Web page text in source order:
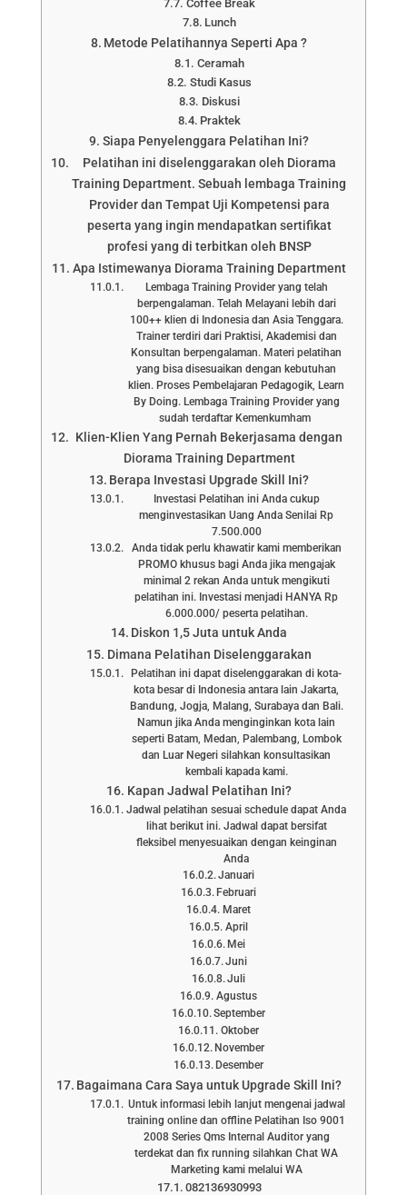
Coffee Break
Lunch
Metode Pelatihannya Seperti Apa ?
Ceramah
Studi Kasus
Diskusi
Praktek
Siapa Penyelenggara Pelatihan Ini?
Pelatihan ini diselenggarakan oleh Diorama
Training Department. Sebuah lembaga Training
Provider dan Tempat Uji Kompetensi para
peserta yang ingin mendapatkan sertifikat
profesi yang di terbitkan oleh BNSP
Apa Istimewanya Diorama Training Department
Lembaga Training Provider yang telah
berpengalaman. Telah Melayani lebih dari
100++ klien di Indonesia dan Asia Tenggara.
Trainer terdiri dari Praktisi, Akademisi dan
Konsultan berpengalaman. Materi pelatihan
yang bisa disesuaikan dengan kebutuhan
klien. Proses Pembelajaran Pedagogik, Learn
By Doing. Lembaga Training Provider yang
sudah terdaftar Kemenkumham
Klien-Klien Yang Pernah Bekerjasama dengan
Diorama Training Department
Berapa Investasi Upgrade Skill Ini?
Investasi Pelatihan ini Anda cukup
menginvestasikan Uang Anda Senilai Rp
7.500.000
Anda tidak perlu khawatir kami memberikan
PROMO khusus bagi Anda jika mengajak
minimal 2 rekan Anda untuk mengikuti
pelatihan ini. Investasi menjadi HANYA Rp
6.000.000/ peserta pelatihan.
Diskon 1,5 Juta untuk Anda
Dimana Pelatihan Diselenggarakan
Pelatihan ini dapat diselenggarakan di kota-
kota besar di Indonesia antara lain Jakarta,
Bandung, Jogja, Malang, Surabaya dan Bali.
Namun jika Anda menginginkan kota lain
seperti Batam, Medan, Palembang, Lombok
dan Luar Negeri silahkan konsultasikan
kembali kapada kami.
Kapan Jadwal Pelatihan Ini?
Jadwal pelatihan sesuai schedule dapat Anda
lihat berikut ini. Jadwal dapat bersifat
fleksibel menyesuaikan dengan keinginan
Anda
Januari
Februari
Maret
April
Mei
Juni
Juli
Agustus
September
Oktober
November
Desember
Bagaimana Cara Saya untuk Upgrade Skill Ini?
Untuk informasi lebih lanjut mengenai jadwal
training online dan offline Pelatihan Iso 9001
2008 Series Qms Internal Auditor yang
terdekat dan fix running silahkan Chat WA
Marketing kami melalui WA
082136930993